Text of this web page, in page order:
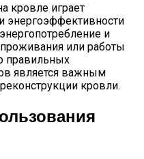
кровле играет
энергоэффективности
и
или работы
правильных
является важным
кровли.